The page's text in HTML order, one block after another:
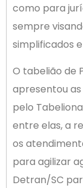
como para
sempre
simplificados
O tabelião de
apresentou
pelo
entre elas, a
os
para agilizar
Detran/SC